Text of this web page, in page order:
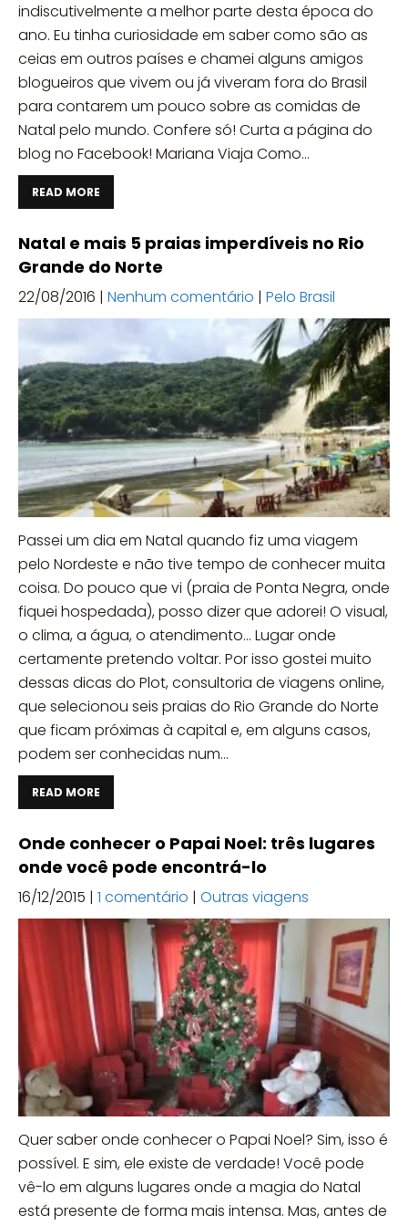
indiscutivelmente a melhor parte desta época do
ano. Eu tinha curiosidade em saber como são as
ceias em outros países e chamei alguns amigos
blogueiros que vivem ou já viveram fora do Brasil
para contarem um pouco sobre as comidas de
Natal pelo mundo. Confere só! Curta a página do
blog no Facebook! Mariana Viaja Como...
READ MORE
Natal e mais 5 praias imperdíveis no Rio
Grande do Norte
22/08/2016 | Nenhum comentário | Pelo Brasil
Passei um dia em Natal quando fiz uma viagem
pelo Nordeste e não tive tempo de conhecer muita
coisa. Do pouco que vi (praia de Ponta Negra, onde
fiquei hospedada), posso dizer que adorei! O visual,
o clima, a água, o atendimento… Lugar onde
certamente pretendo voltar. Por isso gostei muito
dessas dicas do Plot, consultoria de viagens online,
que selecionou seis praias do Rio Grande do Norte
que ficam próximas à capital e, em alguns casos,
podem ser conhecidas num...
READ MORE
Onde conhecer o Papai Noel: três lugares
onde você pode encontrá-lo
16/12/2015 | 1 comentário | Outras viagens
Quer saber onde conhecer o Papai Noel? Sim, isso é
possível. E sim, ele existe de verdade! Você pode
vê-lo em alguns lugares onde a magia do Natal
está presente de forma mais intensa. Mas, antes de